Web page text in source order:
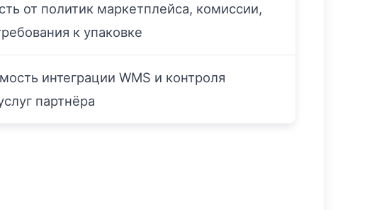
от политик маркетплейса, комиссии,
к упаковке
интеграции WMS и контроля
партнёра